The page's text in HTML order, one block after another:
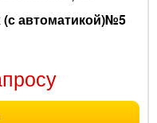
(с автоматикой)№5